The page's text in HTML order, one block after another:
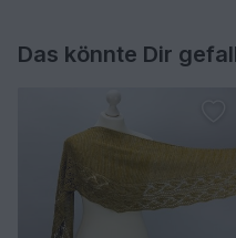
Das könnte Dir